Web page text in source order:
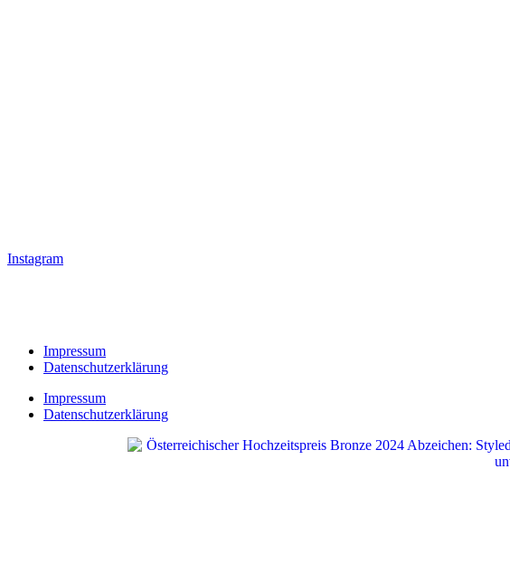
Instagram
Impressum
Datenschutzerklärung
Impressum
Datenschutzerklärung